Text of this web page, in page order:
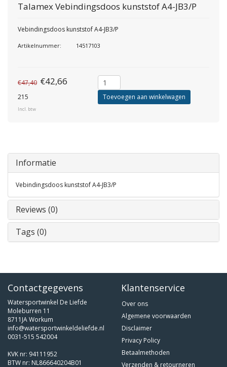
TalamexVebindingsdoos kunststof A4-JB3/P
Vebindingsdoos kunststof A4-JB3/P
Artikelnummer: 14517103
€47,40 €42,66
215
Incl. btw
Toevoegen aan winkelwagen
Informatie
Vebindingsdoos kunststof A4-JB3/P
Reviews (0)
Tags (0)
Contactgegevens
Watersportwinkel De Liefde
Moleburren 11
8711JA Workum
info@watersportwinkeldeliefde.nl
0031-515 542004
KVK nr: 94111952
BTW nr: NL866640204B01
Klantenservice
Over ons
Algemene voorwaarden
Disclaimer
Privacy Policy
Betaalmethoden
Verzenden & retourneren